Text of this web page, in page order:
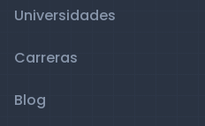
Universidades
Carreras
Blog